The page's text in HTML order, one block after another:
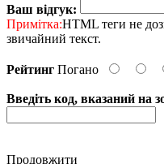
Ваш відгук:
Примітка:HTML теги не
звичайний текст.
Рейтинг Погано
Введіть код, вказаний на
Продовжити